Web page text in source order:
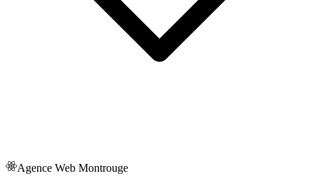
Agence Web Montrouge